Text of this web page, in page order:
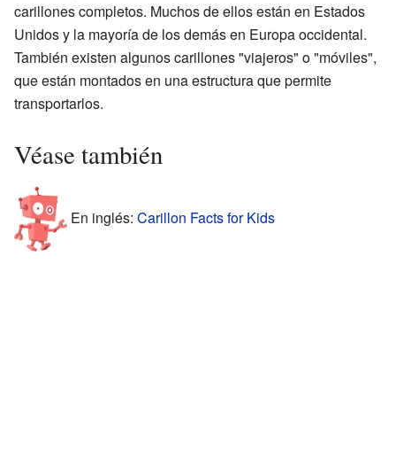
carillones completos. Muchos de ellos están en Estados
Unidos y la mayoría de los demás en Europa occidental.
También existen algunos carillones "viajeros" o "móviles",
que están montados en una estructura que permite
transportarlos.
Véase también
En inglés: Carillon Facts for Kids